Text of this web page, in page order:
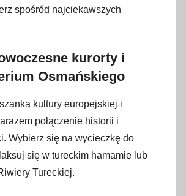
spośród najciekawszych
kurorty i
Osmańskiego
kultury europejskiej i
połączenie historii i
Wybierz się na wycieczkę do
się w tureckim hamamie lub
Tureckiej.